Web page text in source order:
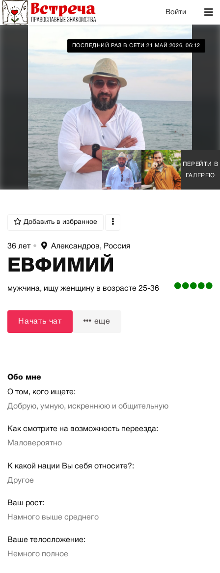
Войти
ПОСЛЕДНИЙ РАЗ В СЕТИ 21 МАЙ 2026, 06:12
ПЕРЕЙТИ В
ГАЛЕРЕЮ
Добавить в избранное
36 лет • Александров, Россия
ЕВФИМИЙ
мужчина, ищу женщину в возрасте 25-36
Начать чат еще
Обо мне
О том, кого ищете:
Добрую, умную, искреннюю и общительную
Как смотрите на возможность переезда:
Маловероятно
К какой нации Вы себя относите?:
Другое
Ваш рост:
Намного выше среднего
Ваше телосложение:
Немного полное